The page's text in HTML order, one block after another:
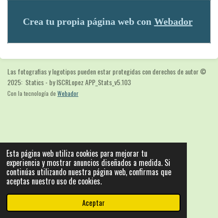
Esta página web utiliza cookies para mejorar tu
experiencia y mostrar anuncios diseñados a medida. Si
continúas utilizando nuestra página web, confirmas que
aceptas nuestro uso de cookies.
Aceptar
Crea tu propia página web con Webador
Las fotografias y logotipos pueden estar protegidas con derechos de autor©
2025: Statics - by ISCRLopez APP_Stats_v5.103
Con la tecnología de Webador